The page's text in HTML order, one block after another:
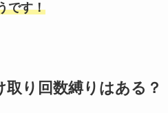
です！
り回数縛りはある？